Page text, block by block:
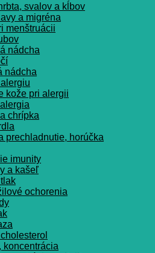
svalov a kĺbov
a migréna
menštruácii
nádcha
nádcha
kože pri alergii
chrípka
prechladnutie, horúčka
imunity
a kašeľ
ochorenia
koncentrácia